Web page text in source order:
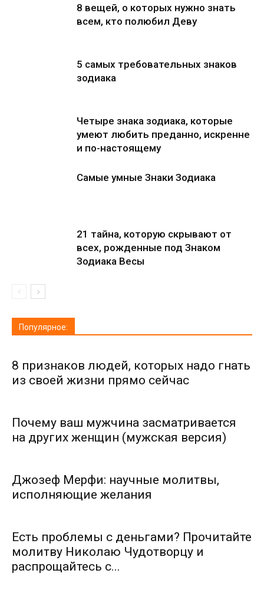
8 вещей, о которых нужно знать
всем, кто полюбил Деву
5 самых требовательных знаков
зодиака
Четыре знака зодиака, которые
умеют любить преданно, искренне
и по-настоящему
Самые умные Знаки Зодиака
21 тайна, которую скрывают от
всех, рожденные под Знаком
Зодиака Весы
Популярное:
8 признаков людей, которых надо гнать
из своей жизни прямо сейчас
Почему ваш мужчина засматривается
на других женщин (мужская версия)
Джозеф Мерфи: научные молитвы,
исполняющие желания
Есть проблемы с деньгами? Прочитайте
молитву Николаю Чудотворцу и
распрощайтесь с...